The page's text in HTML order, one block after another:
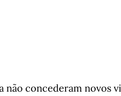
não concederam novos